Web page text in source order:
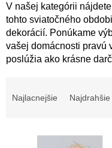
V našej kategórii
tohto sviatočného
dekorácií. Ponúkame
vašej domácnosti pravú
poslúžia ako krásne
Najlacnejšie Najdrahšie